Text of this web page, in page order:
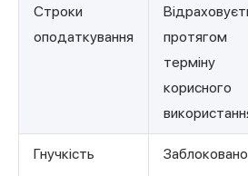
Строки
оподаткування
протягом
терміну
корисного
Гнучкість